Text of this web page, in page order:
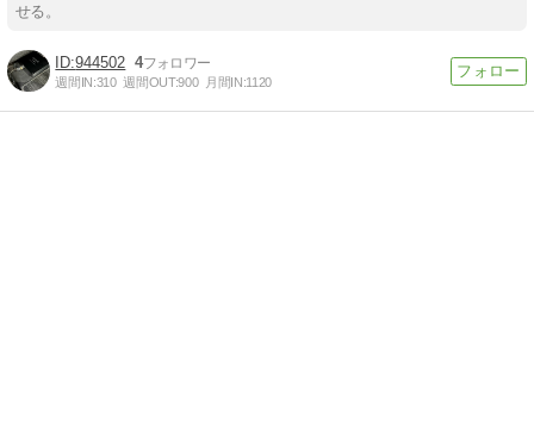
せる。
944502 4
週間IN:310 週間OUT:900 月間IN:1120